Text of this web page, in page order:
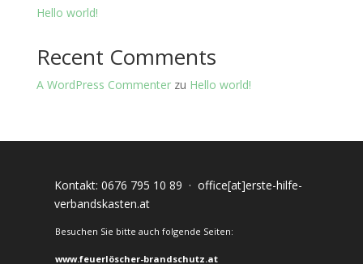
Hello world!
Recent Comments
A WordPress Commenterzu Hello world!
Kontakt: 0676 795 10 89 · office[at]erste-hilfe-
verbandskasten.at
Besuchen Sie bitte auch folgende Seiten:
www.feuerlöscher-brandschutz.at